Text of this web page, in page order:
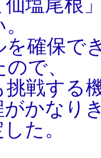
仙塩尾根
。
を確保で
で、
挑戦す
かなり
た。